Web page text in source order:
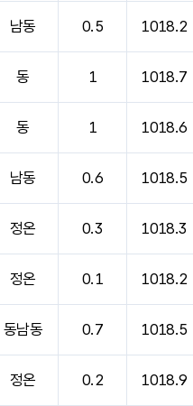
남동 0.5 1018.2
동 1 1018.7
동 1 1018.6
남동 0.6 1018.5
정온 0.3 1018.3
정온 0.1 1018.2
동남동 0.7 1018.5
정온 0.2 1018.9